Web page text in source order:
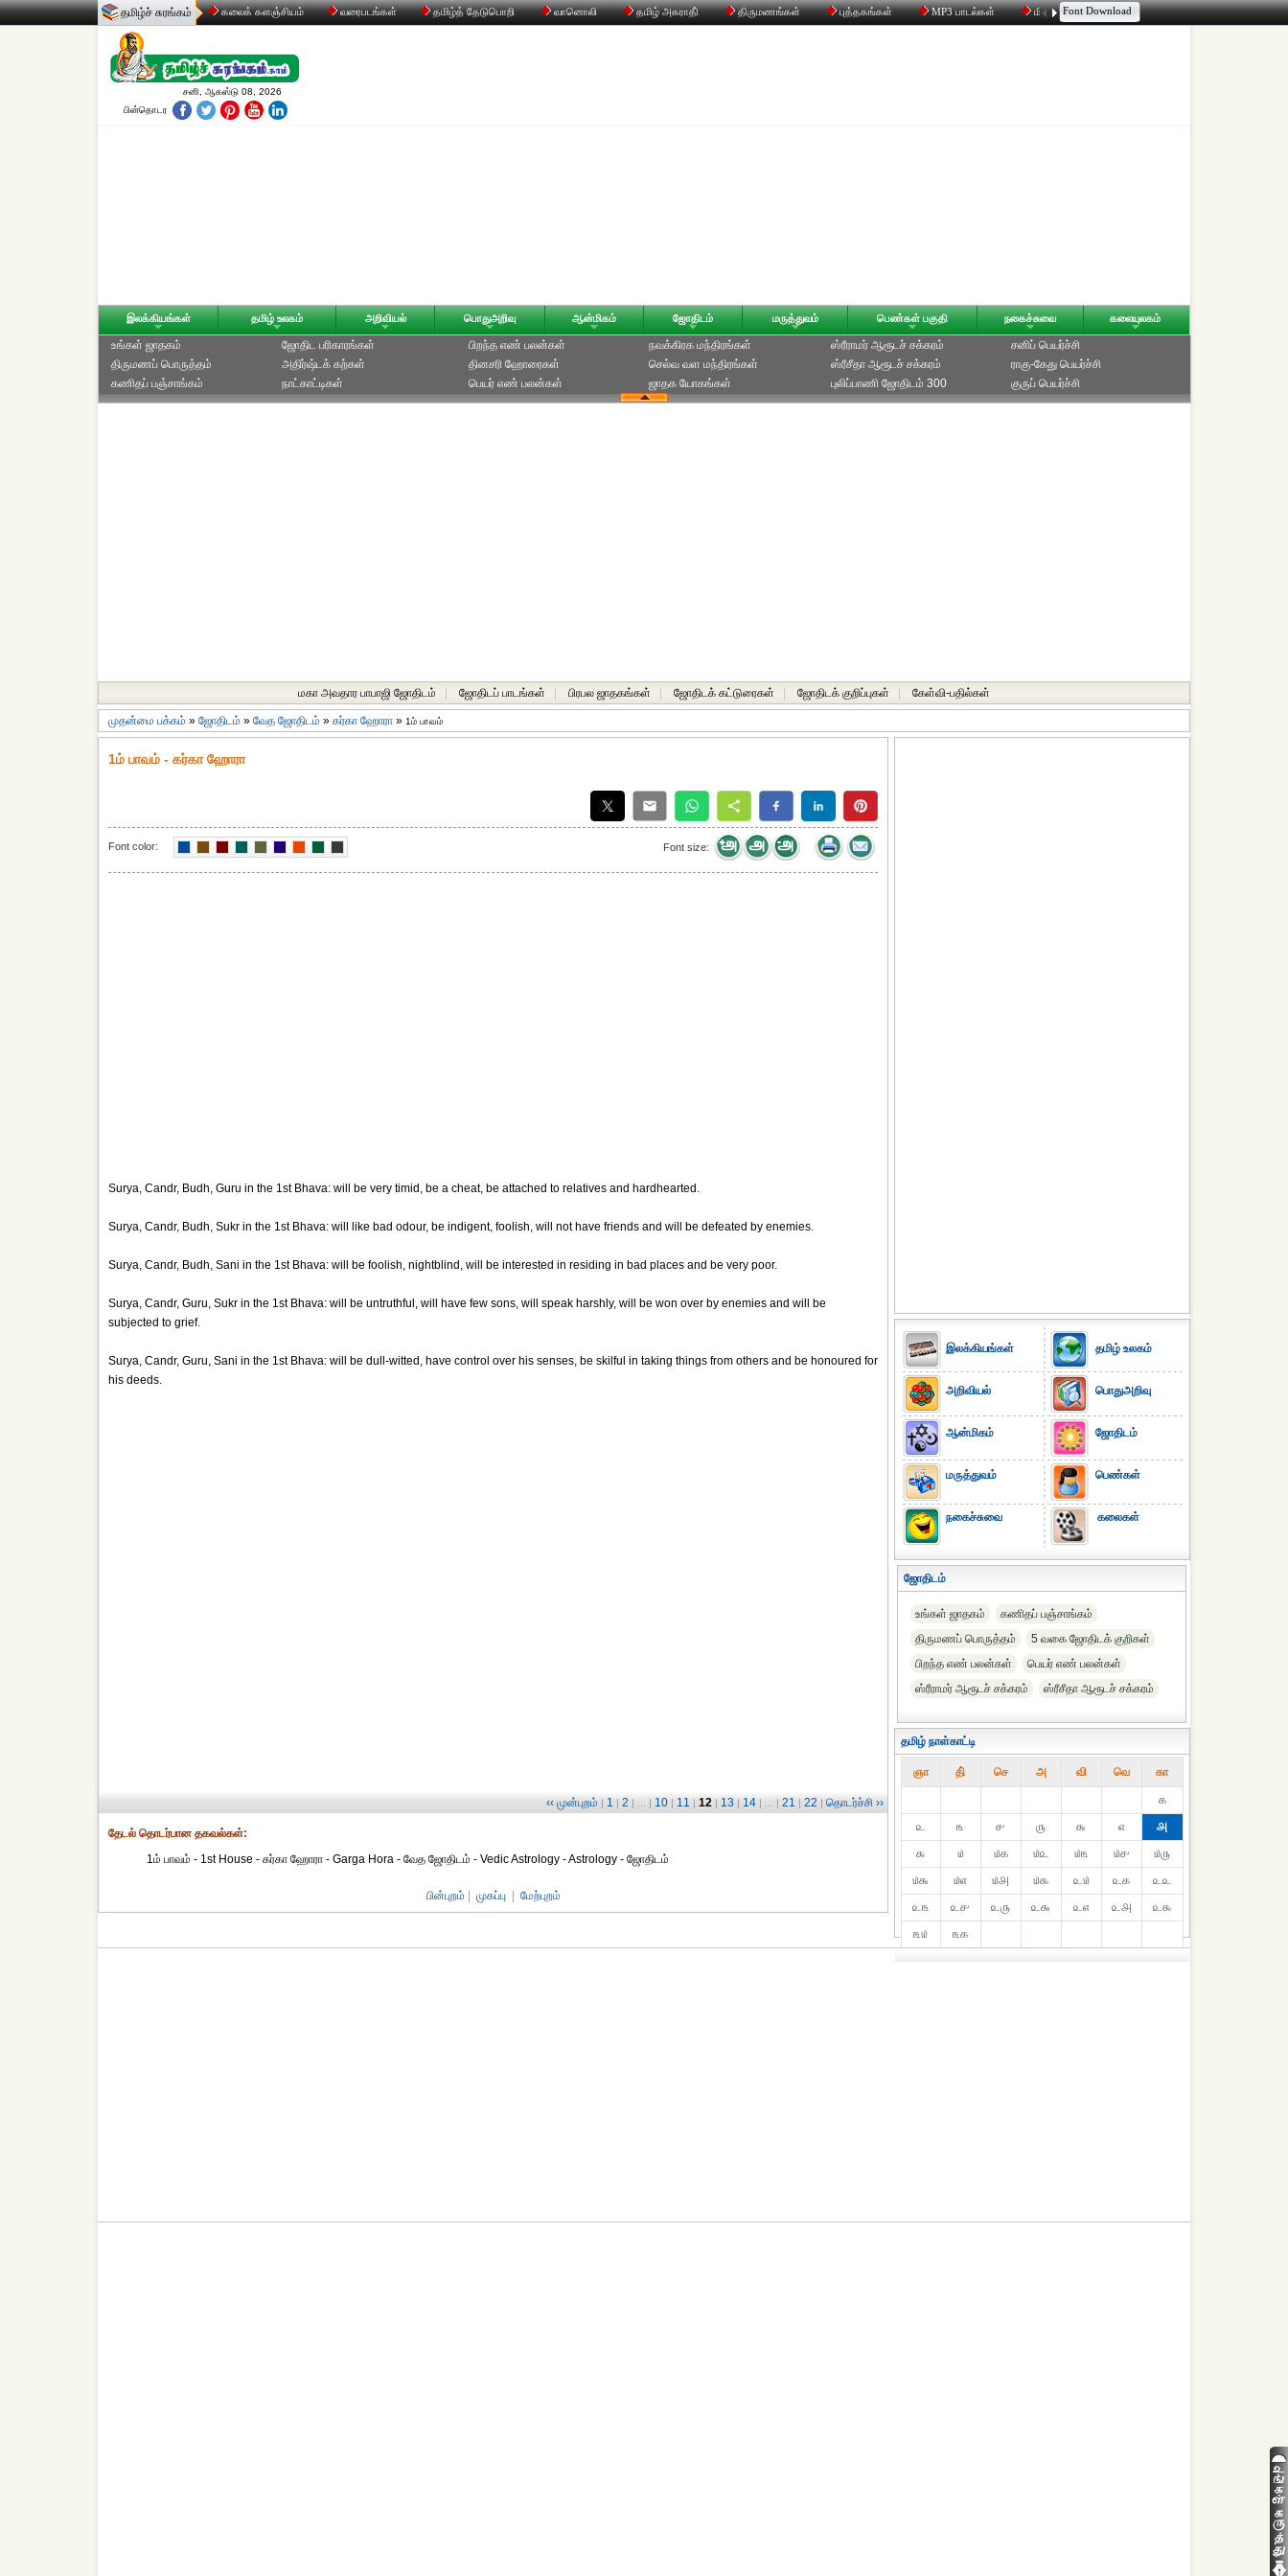
தமிழ்ச் சுரங்கம் கலைக் களஞ்சியம் வரைபடங்கள் தமிழ்த் தேடுபொறி வானொலி தமிழ் அகராதி் திருமணங்கள் புத்தகங்கள் MP3 பாடல்கள் மின்னஞ்சல் திரட்டி உரையாடல்
Font Download
சனி, ஆகஸ்டு 08, 2026
பின்தொடர
இலக்கியங்கள் தமிழ் உலகம் அறிவியல் பொதுஅறிவு ஆன்மிகம் ஜோதிடம் மருத்துவம் பெண்கள் பகுதி நகைச்சுவை கலையுலகம்
உங்கள் ஜாதகம்
திருமணப் பொருத்தம்
கணிதப் பஞ்சாங்கம்
ஜோதிட ப‌ரிகார‌ங்க‌ள்
அதிர்ஷ்டக் கற்கள்
நாட்காட்டிகள்
பிறந்த எண் பலன்கள்
தினசரி ஹோரைகள்
பெயர் எண் பலன்கள்
நவக்கிரக மந்திரங்கள்
செல்வ வள மந்திரங்கள்
ஜாதக யோகங்கள்
ஸ்ரீராமர் ஆரூடச் சக்கரம்
ஸ்ரீசீதா ஆரூடச் சக்கரம்
புலிப்பாணி ஜோதிடம் 300
சனிப் பெயர்ச்சி
ராகு-கேது பெயர்ச்சி
குருப் பெயர்ச்சி
மகா அவதார பாபாஜி ஜோதிடம் ஜோதிடப் பாடங்கள் பிரபல ஜாதகங்கள் ஜோதிடக் கட்டுரைகள் ஜோதிடக் குறிப்புகள் கேள்வி-பதில்கள்
முதன்மை பக்கம் » ஜோதிடம் » வேத ஜோதிடம் » கர்கா ஹோரா » 1ம் பாவம்
1ம் பாவம் - கர்கா ஹோரா
Font color: Font size:
Surya, Candr, Budh, Guru in the 1st Bhava: will be very timid, be a cheat, be attached to relatives and hardhearted.
Surya, Candr, Budh, Sukr in the 1st Bhava: will like bad odour, be indigent, foolish, will not have friends and will be defeated by enemies.
Surya, Candr, Budh, Sani in the 1st Bhava: will be foolish, nightblind, will be interested in residing in bad places and be very poor.
Surya, Candr, Guru, Sukr in the 1st Bhava: will be untruthful, will have few sons, will speak harshly, will be won over by enemies and will be
subjected to grief.
Surya, Candr, Guru, Sani in the 1st Bhava: will be dull-witted, have control over his senses, be skilful in taking things from others and be honoured for
his deeds.
‹‹ முன்புறம் | 1 | 2 | ... | 10 | 11 | 12 | 13 | 14 | ... | 21 | 22 | தொடர்ச்சி ››
தேட‌ல் தொட‌ர்பான தகவ‌ல்க‌ள்:
1ம் பாவம் - 1st House - கர்கா ஹோரா - Garga Hora - வேத ஜோதிடம் - Vedic Astrology - Astrology - ஜோதிடம்
பின்புறம் முகப்பு மேற்புறம்
இலக்கியங்கள்
அறிவியல்
ஆன்மிகம்
மருத்துவம்
நகைச்சுவை
தமிழ் உலகம்
பொதுஅறிவு
ஜோதிடம்
பெண்கள்
கலைகள்
ஜோதிடம்
உங்கள் ஜாதகம்
கணிதப் பஞ்சாங்கம்
திருமணப் பொருத்தம்
5 வகை ஜோதிடக் குறிகள்
பிறந்த எண் பலன்கள்
பெயர் எண் பலன்கள்
ஸ்ரீராமர் ஆரூடச் சக்கரம்
ஸ்ரீசீதா ஆரூடச் சக்கரம்
தமிழ் நாள்காட்டி
ஞா தி் செ அ வி வெ கா
௧
௨
௩ ௪ ௫ ௬ ௭
௮
௯
௰ ௰௧ ௰௨ ௰௩ ௰௪
௰௫
௰௬
௰௭ ௰௮ ௰௯ ௨௰ ௨௧
௨௨
௨௩
௨௪ ௨௫ ௨௬ ௨௭ ௨௮
௨௯
௩௰
௩௧